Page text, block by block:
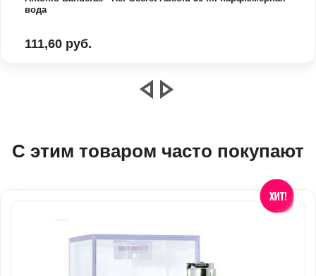
вода
111,60 руб.
С этим товаром часто покупают